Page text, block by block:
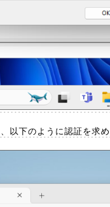
、以下のように認証を求